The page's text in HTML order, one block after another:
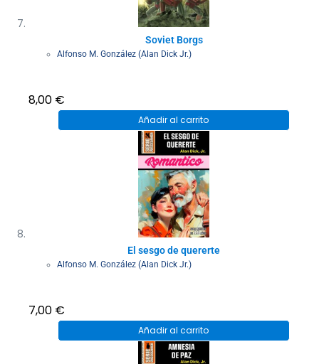
Soviet Borgs
Alfonso M. González (Alan Dick Jr.)
8,00 €
Añadir al carrito
El sesgo de quererte
Alfonso M. González (Alan Dick Jr.)
7,00 €
Añadir al carrito